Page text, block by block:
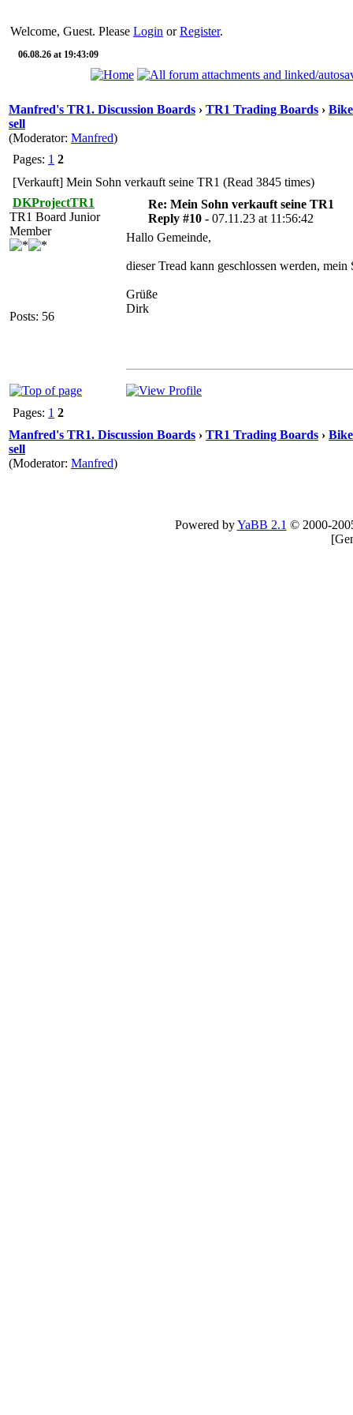
Welcome, Guest. Please Login orRegister.
06.08.26 at 19:43:09
Manfred's TR1. Discussion Boards › TR1 Trading Boards ›
sell
(Moderator: Manfred)
Pages: 1 2
[Verkauft] Mein Sohn verkauft seine TR1 (Read 3845 times)
DKProjectTR1
TR1 Board Junior
Member
Posts: 56
Re: Mein Sohn verkauft seine TR1
Reply #10 - 07.11.23 at 11:56:42
Hallo Gemeinde,
dieser Tread kann geschlossen werden,
Grüße
Dirk
Pages: 1 2
Manfred's TR1. Discussion Boards › TR1 Trading Boards ›
sell
(Moderator: Manfred)
Powered byYaBB 2.1 © 2000-
[